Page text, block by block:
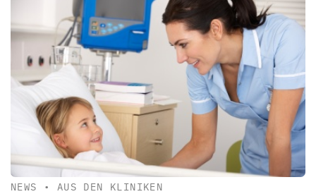
NEWS • AUS DEN KLINIKEN